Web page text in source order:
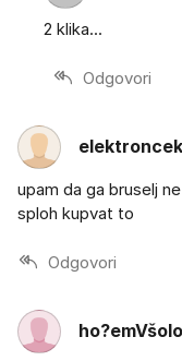
2 klika...
Odgovori
elektroncek
upam da ga bruselj
sploh kupvat to
Odgovori
ho?emVšolo